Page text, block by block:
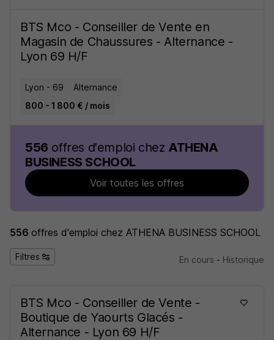
BTS Mco - Conseiller de Vente en
Magasin de Chaussures - Alternance -
Lyon 69 H/F
Lyon - 69
Alternance
800 - 1 800 € / mois
556 offres d'emploi chez ATHENA
BUSINESS SCHOOL
Voir toutes les offres
556 offres d'emploi chez ATHENA BUSINESS SCHOOL
Filtres En cours - Historique
BTS Mco - Conseiller de Vente -
Boutique de Yaourts Glacés -
Alternance - Lyon 69 H/F